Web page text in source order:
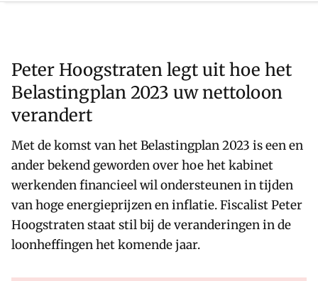
Peter Hoogstraten legt uit hoe het
Belastingplan 2023 uw nettoloon
verandert
Met de komst van het Belastingplan 2023 is een en
ander bekend geworden over hoe het kabinet
werkenden financieel wil ondersteunen in tijden
van hoge energieprijzen en inflatie. Fiscalist Peter
Hoogstraten staat stil bij de veranderingen in de
loonheffingen het komende jaar.